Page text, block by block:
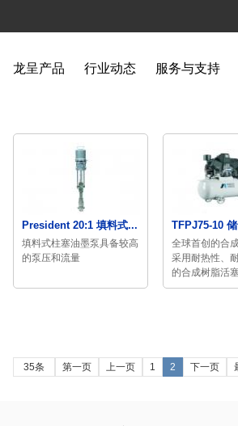
龙呈产品 行业动态 服务与支持
President 20:1 填料式...
填料式柱塞油墨泵具备较高
的泵压和流量
TFPJ75-10
全球首创的合
采用耐热性、
的合成树脂活
35条 第一页 上一页 1 2 下一页